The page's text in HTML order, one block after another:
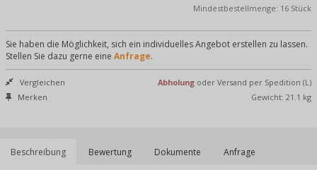
Mindestbestellmenge: 16 Stück
Sie haben die Möglichkeit, sich ein individuelles Angebot erstellen zu lassen.
Stellen Sie dazu gerne eine Anfrage.
Vergleichen
Merken
Abholungoder Versand per Spedition (L)
Gewicht: 21.1 kg
Beschreibung Bewertung Dokumente Anfrage